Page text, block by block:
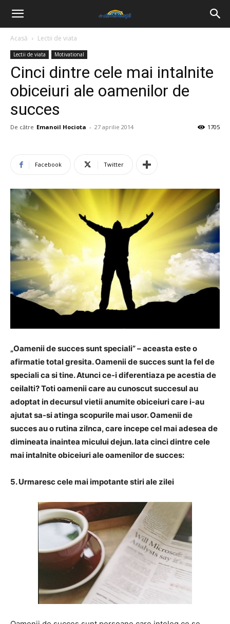
Acasă Lectii de viata
Lectii de viata Motivational
Cinci dintre cele mai intalnite
obiceiuri ale oamenilor de
succes
De către Emanoil Hociota - 27 aprilie 2014 1705
Facebook Twitter
„Oamenii de succes sunt speciali” – aceasta este o
afirmatie total gresita. Oamenii de succes sunt la fel de
speciali ca si tine. Atunci ce-i diferentiaza pe acestia de
ceilalti? Toti oamenii care au cunoscut succesul au
adoptat in decursul vietii anumite obiceiuri care i-au
ajutat sa-si atinga scopurile mai usor. Oamenii de
succes au o rutina zilnca, care incepe cel mai adesea de
dimineata inaintea micului dejun. Iata cinci dintre cele
mai intalnite obiceiuri ale oamenilor de succes:
5. Urmaresc cele mai impotante stiri ale zilei